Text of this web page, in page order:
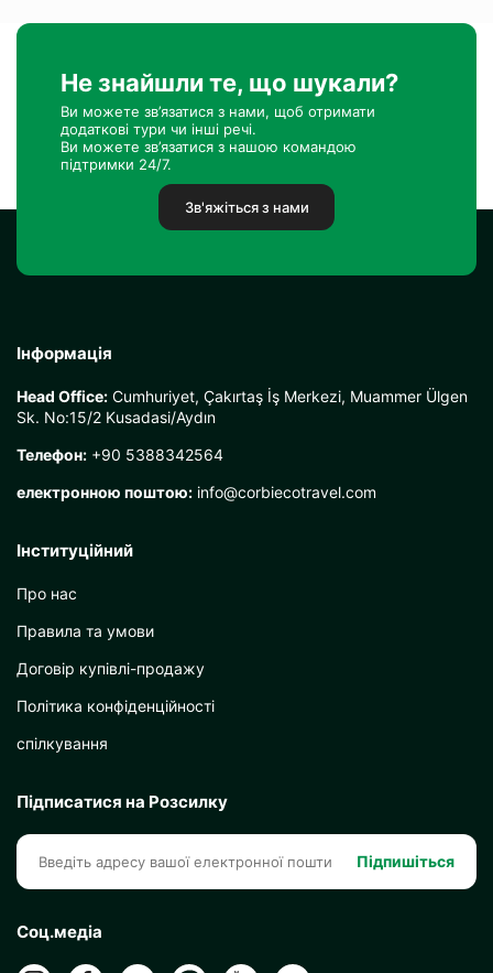
Не знайшли те, що шукали?
Ви можете зв’язатися з нами, щоб отримати
додаткові тури чи інші речі.
Ви можете зв’язатися з нашою командою
підтримки 24/7.
Зв'яжіться з нами
Інформація
Head Office: Cumhuriyet, Çakırtaş İş Merkezi, Muammer Ülgen
Sk. No:15/2 Kusadasi/Aydın
Телефон: +90 5388342564
електронною поштою: info@corbiecotravel.com
Інституційний
Про нас
Правила та умови
Договір купівлі-продажу
Політика конфіденційності
спілкування
Підписатися на Розсилку
Підпишіться
Соц.медіа